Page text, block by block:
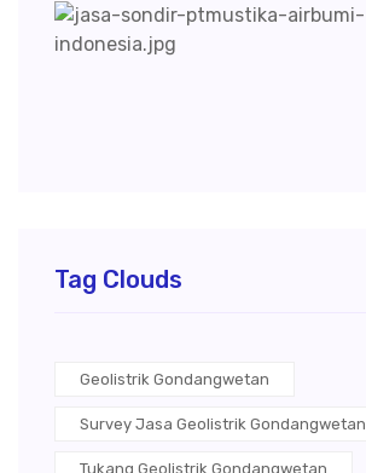
Tag Clouds
Geolistrik Gondangwetan
Survey Jasa Geolistrik Gondangwetan
Tukang Geolistrik Gondangwetan